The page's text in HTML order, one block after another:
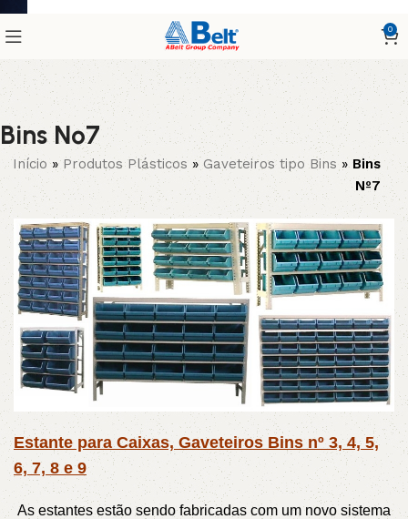
0
Bins Nº7
Início »Produtos Plásticos » Gaveteiros tipo Bins » Bins
Nº7
Estante para Caixas, Gaveteiros Bins nº 3, 4, 5,
6, 7, 8 e 9
As estantes estão sendo fabricadas com um novo sistema